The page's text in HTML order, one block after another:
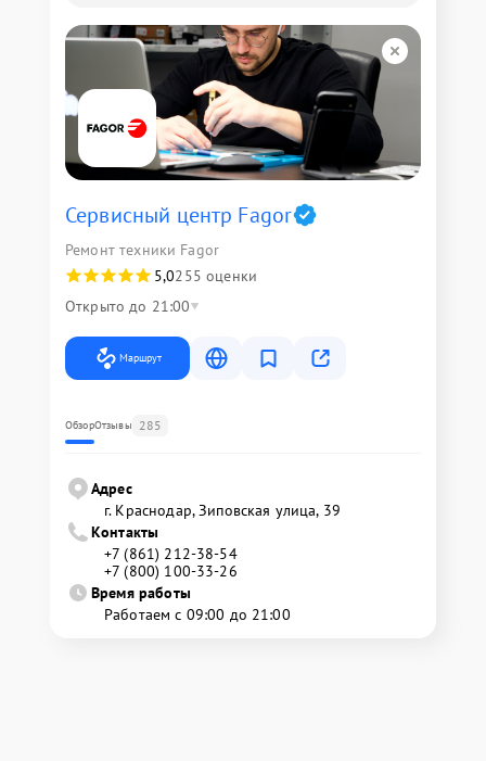
Сервисный центр Fagor
Ремонт техники Fagor
5,0255 оценки
Открыто до 21:00
Маршрут
ОбзорОтзывы 285
Адрес
г. Краснодар, Зиповская улица, 39
Контакты
+7 (861) 212-38-54
+7 (800) 100-33-26
Время работы
Работаем с 09:00 до 21:00